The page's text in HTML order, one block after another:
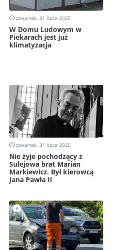
czwartek, 31 lipca 2025
W Domu Ludowym w
Piekarach jest już
klimatyzacja
czwartek, 31 lipca 2025
Nie żyje pochodzący z
Sulejowa brat Marian
Markiewicz. Był kierowcą
Jana Pawła II